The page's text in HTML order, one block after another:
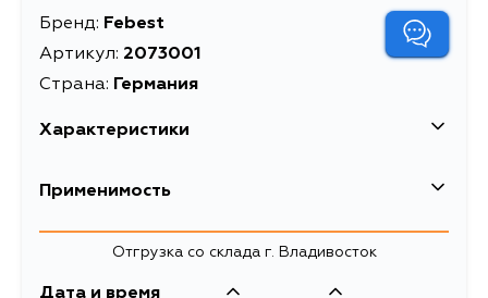
Бренд: Febest
Артикул: 2073001
Страна: Германия
Характеристики
EAN-13
Длина упаковки, мм 50
Применимость
Кузов Двигатель
Отгрузка со склада г. Владивосток
Дата и время